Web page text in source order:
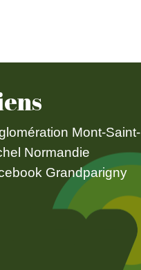
Mont-Saint-
Normandie
Grandparigny